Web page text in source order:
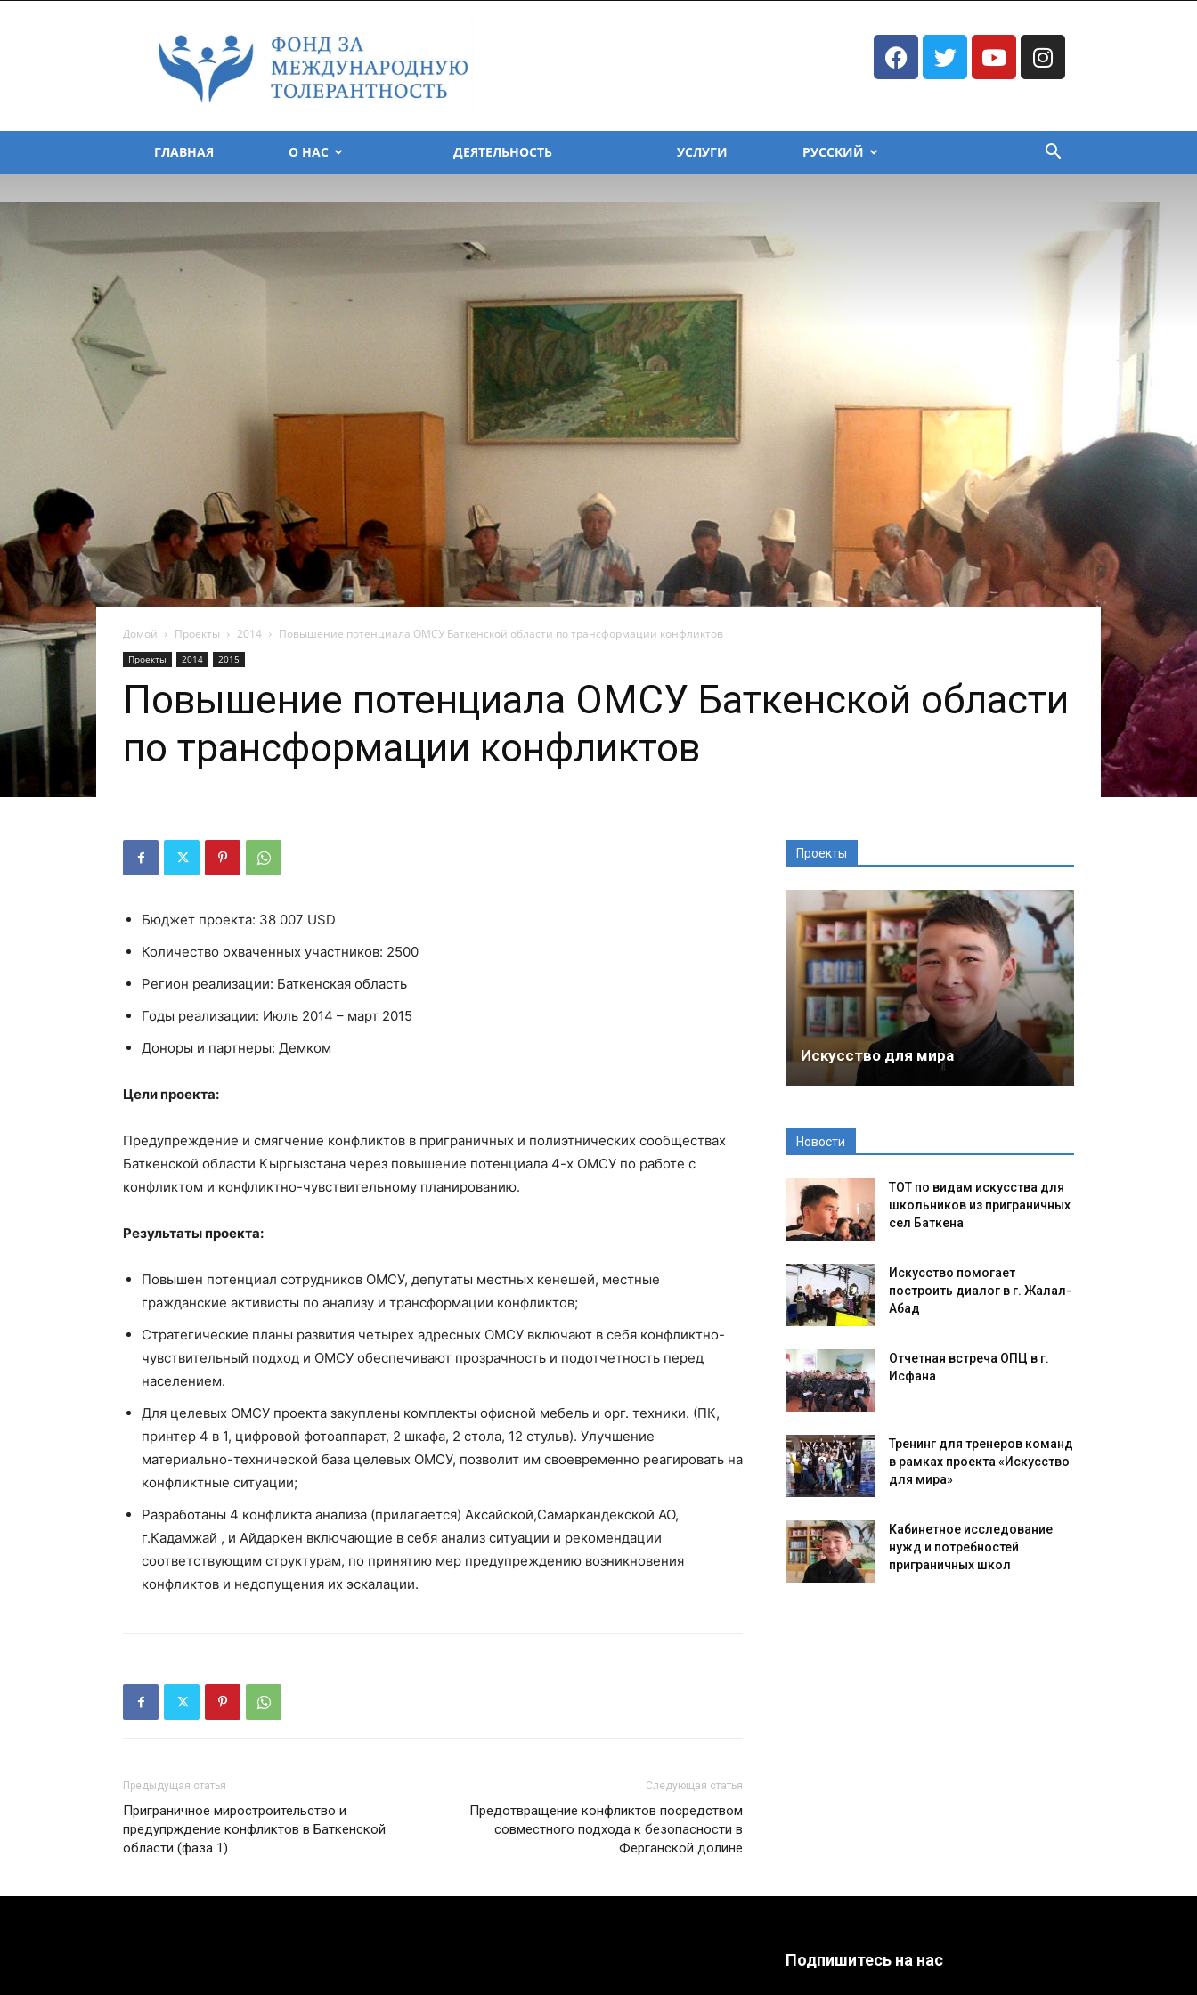
Foundation
for
Tolerance
International
ГЛАВНАЯ О НАС ДЕЯТЕЛЬНОСТЬ УСЛУГИ РУССКИЙ
Домой Проекты 2014 Повышение потенциала ОМСУ Баткенской области по трансформации конфликтов
Проекты 2014 2015
Повышение потенциала ОМСУ Баткенской области
по трансформации конфликтов
Бюджет проекта: 38 007 USD
Количество охваченных участников: 2500
Регион реализации: Баткенская область
Годы реализации: Июль 2014 – март 2015
Доноры и партнеры: Демком
Цели проекта:
Предупреждение и смягчение конфликтов в приграничных и полиэтнических сообществах
Баткенской области Кыргызстана через повышение потенциала 4-х ОМСУ по работе с
конфликтом и конфликтно-чувствительному планированию.
Результаты проекта:
Повышен потенциал сотрудников ОМСУ, депутаты местных кенешей, местные
гражданские активисты по анализу и трансформации конфликтов;
Стратегические планы развития четырех адресных ОМСУ включают в себя конфликтно-
чувствительный подход и ОМСУ обеспечивают прозрачность и подотчетность перед
населением.
Для целевых ОМСУ проекта закуплены комплекты офисной мебель и орг. техники. (ПК,
принтер 4 в 1, цифровой фотоаппарат, 2 шкафа, 2 стола, 12 стульв). Улучшение
материально-технической база целевых ОМСУ, позволит им своевременно реагировать на
конфликтные ситуации;
Разработаны 4 конфликта анализа (прилагается) Аксайской,Самаркандекской АО,
г.Кадамжай , и Айдаркен включающие в себя анализ ситуации и рекомендации
соответствующим структурам, по принятию мер предупреждению возникновения
конфликтов и недопущения их эскалации.
Предыдущая статья
Приграничное миростроительство и
предупрждение конфликтов в Баткенской
области (фаза 1)
Следующая статья
Предотвращение конфликтов посредством
совместного подхода к безопасности в
Ферганской долине
Проекты
Искусство для мира
Новости
ТОТ по видам искусства для
школьников из приграничных
сел Баткена
Искусство помогает
построить диалог в г. Жалал-
Абад
Отчетная встреча ОПЦ в г.
Исфана
Тренинг для тренеров команд
в рамках проекта «Искусство
для мира»
Кабинетное исследование
нужд и потребностей
приграничных школ
Подпишитесь на нас